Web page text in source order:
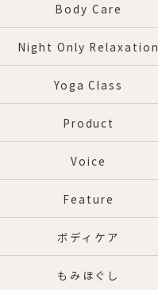
Body Care
Night Only Relaxation
Yoga Class
Product
Voice
Feature
ボディケア
もみほぐし